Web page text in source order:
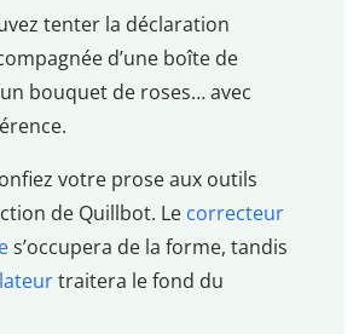
tenter la déclaration
d’une boîte de
bouquet de roses… avec
votre prose aux outils
de Quillbot. Le correcteur
s’occupera de la forme, tandis
traitera le fond du